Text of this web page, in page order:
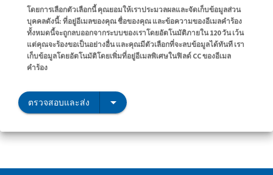
โดยการเลือกตัวเลือกนี้ คุณยอมให้เราประมวลผลและจัดเก็บข้อมูลส่วน
บุคคลดังนี้: ที่อยู่อีเมลของคุณ ชื่อของคุณ และข้อความของอีเมลคำร้อง
ทั้งหมดนี้จะถูกลบออกจากระบบของเราโดยอัตโนมัติภายใน 120 วัน เว้น
แต่คุณจะร้องขอเป็นอย่างอื่น และคุณมีตัวเลือกที่จะลบข้อมูลได้ทันที เรา
เก็บข้อมูลโดยอัตโนมัติโดยเพิ่มที่อยู่อีเมลพิเศษในฟิลด์ CC ของอีเมล
คำร้อง
ตรวจสอบและส่ง